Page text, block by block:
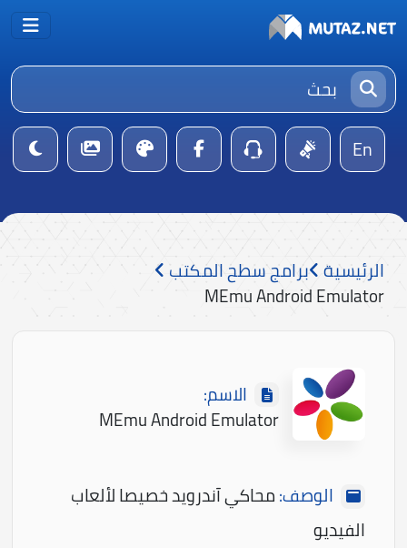
En
الرئيسية برامج سطح المكتب
MEmu Android Emulator
الاسم:
MEmu Android Emulator
الوصف:محاكي آندرويد خصيصا لألعاب
الفيديو